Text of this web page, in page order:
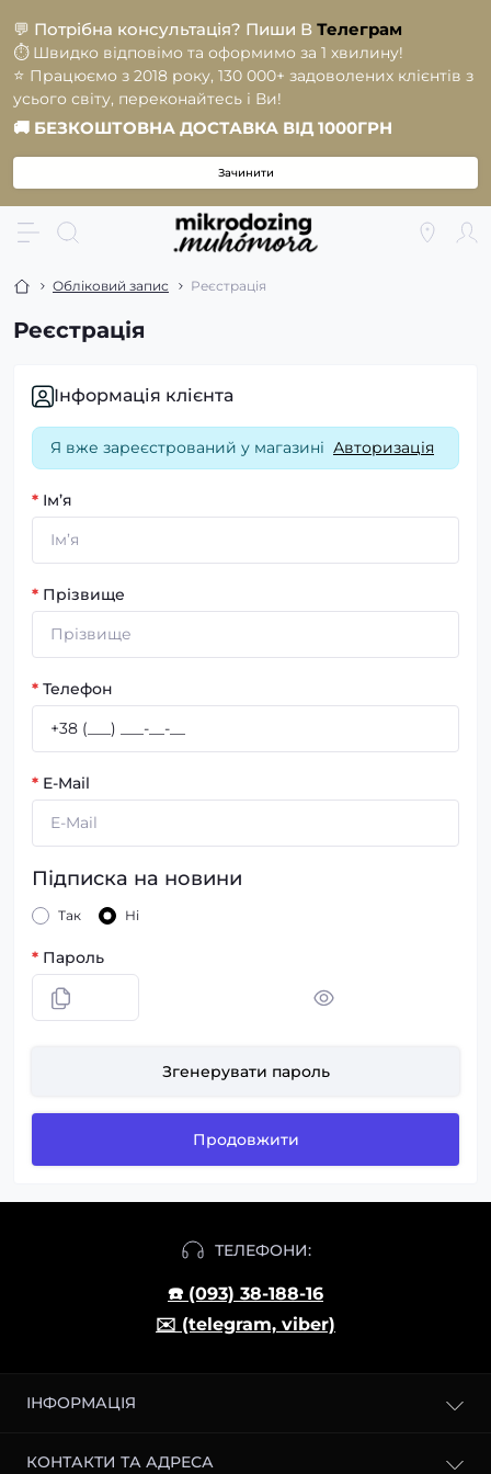
💬 Потрібна консультація? Пиши В Телеграм
⏱️ Швидко відповімо та оформимо за 1 хвилину!
⭐️ Працюємо з 2018 року, 130 000+ задоволених клієнтів з
усього світу, переконайтесь і Ви!
🚚 БЕЗКОШТОВНА ДОСТАВКА ВІД 1000ГРН
Зачинити
Обліковий запис Реєстрація
Реєстрація
Інформація клієнта
Я вже зареєстрований у магазині Авторизація
* Ім’я
* Прізвище
* Телефон
* E-Mail
Підписка на новини
Так Ні
* Пароль
Згенерувати пароль
Продовжити
ТЕЛЕФОНИ:
☎️ (093) 38-188-16
✉️ (telegram, viber)
ІНФОРМАЦІЯ
КОНТАКТИ ТА АДРЕСА